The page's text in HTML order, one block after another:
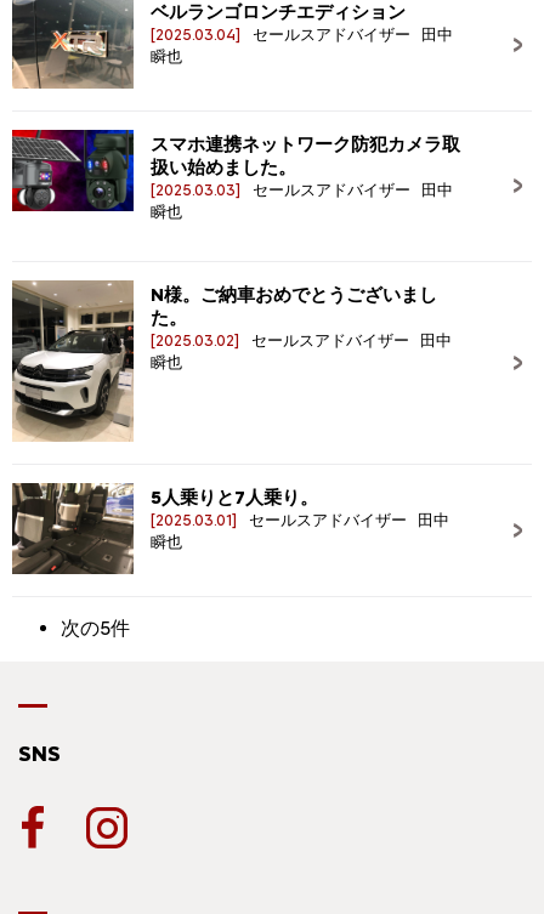
ベルランゴロンチエディション
[2025.03.04]
セールスアドバイザー 田中
瞬也
スマホ連携ネットワーク防犯カメラ取
扱い始めました。
[2025.03.03]
セールスアドバイザー 田中
瞬也
N様。ご納車おめでとうございまし
た。
[2025.03.02]
セールスアドバイザー 田中
瞬也
5人乗りと7人乗り。
[2025.03.01]
セールスアドバイザー 田中
瞬也
次の5件
SNS